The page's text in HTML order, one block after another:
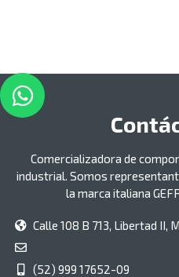
Comercializadora de
industrial. Somos
la marca italiana
Calle 108 B 713, Libertad II,
(52) 999 17652-09